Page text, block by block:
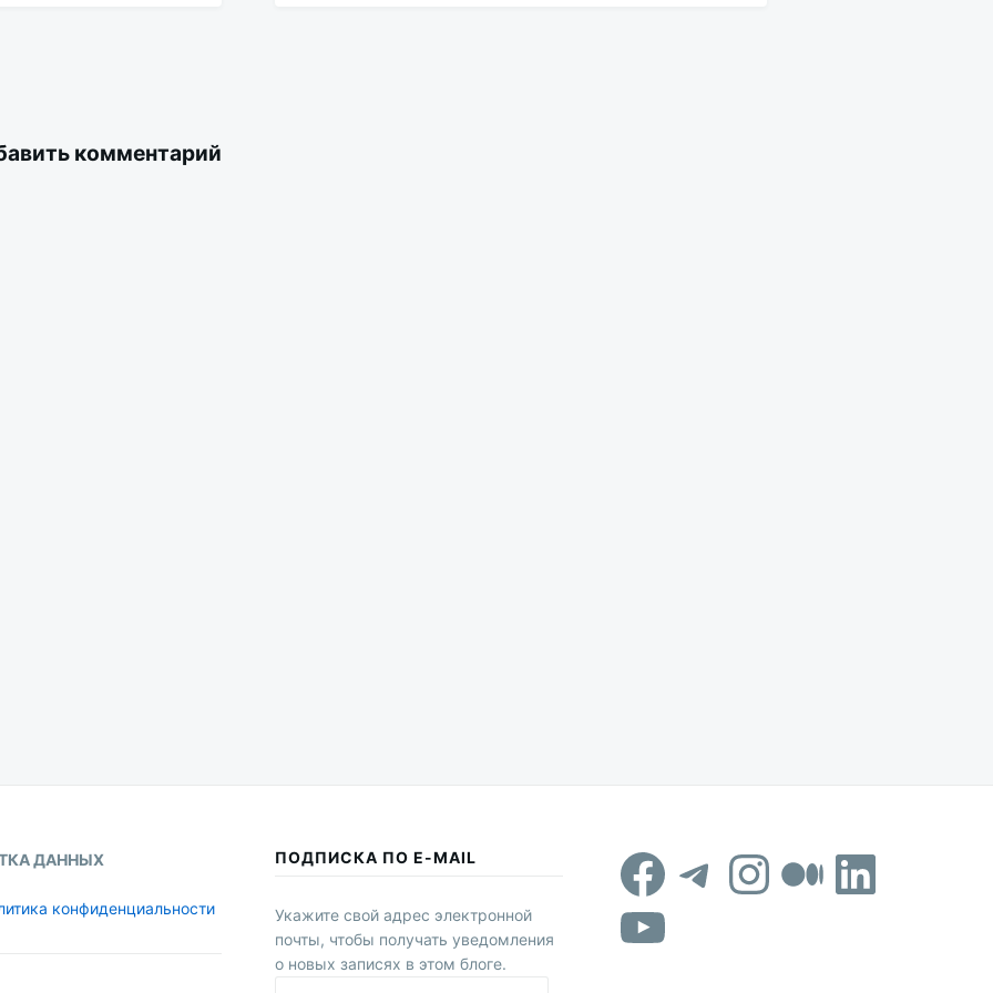
комментарий
ДАННЫХ
конфиденциальности
ПОДПИСКА ПО E-MAIL
Укажите свой адрес электронной
почты, чтобы получать уведомления
о новых записях в этом блоге.
Facebook
Telegram
Instagram
YouTube